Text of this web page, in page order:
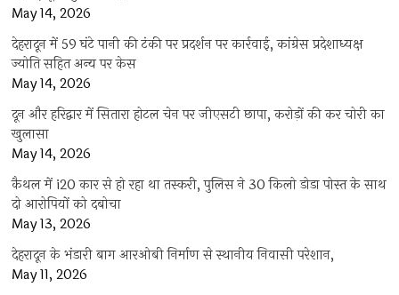
May 14, 2026
देहरादून में 59 घंटे पानी की टंकी पर प्रदर्शन पर कार्रवाई, कांग्रेस प्रदेशाध्यक्ष
ज्योति सहित अन्य पर केस
May 14, 2026
दून और हरिद्वार में सितारा होटल चेन पर जीएसटी छापा, करोड़ों की कर चोरी का
खुलासा
May 14, 2026
कैथल में i20 कार से हो रहा था तस्करी, पुलिस ने 30 किलो डोडा पोस्त के साथ
दो आरोपियों को दबोचा
May 13, 2026
देहरादून के भंडारी बाग आरओबी निर्माण से स्थानीय निवासी परेशान,
May 11, 2026